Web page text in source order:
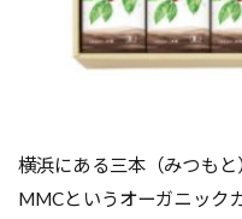
横浜にある三本（みつも
MMCというオーガニック